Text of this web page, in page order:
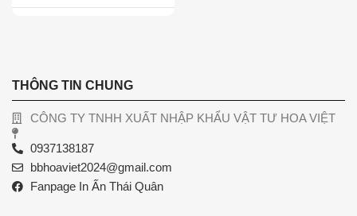
THÔNG TIN CHUNG
CÔNG TY TNHH XUẤT NHẬP KHẨU VẬT TƯ HOA VIỆT
0937138187
bbhoaviet2024@gmail.com
Fanpage In Ấn Thái Quân